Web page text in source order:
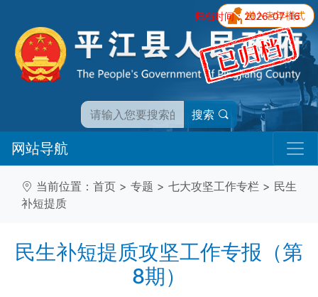
归档时间：2026-07-16
搜索
网站导航
当前位置： 首页 > 专题 > 七大攻坚工作专栏 > 民生
补短提质
民生补短提质攻坚工作专报（第
8期）